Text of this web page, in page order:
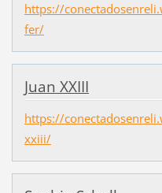
https://
fer/
Juan XXIII
https://
xxiii/